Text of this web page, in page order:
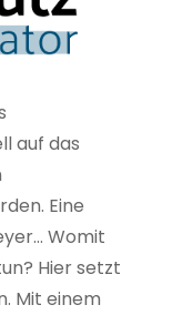
auf das
Eine
Womit
Hier setzt
Mit einem